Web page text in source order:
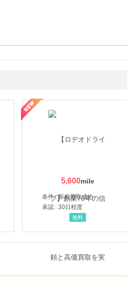
5,600
条件 : 新規買取成約
承認 : 30日程度
無料
で女性の美を応援しています